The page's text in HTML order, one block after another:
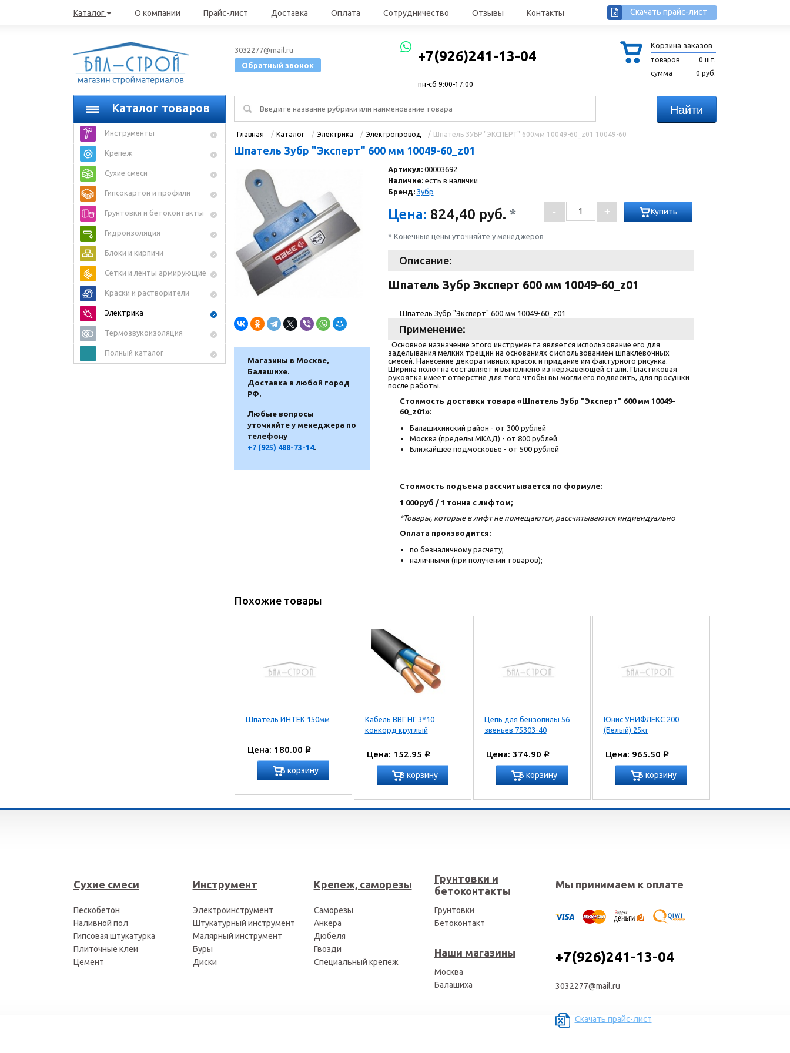
Каталог О компании Прайс-лист Доставка Оплата Сотрудничество Отзывы Контакты Скачать прайс-лист
+7(926)241-13-04
пн-сб 9:00-17:00
3032277@mail.ru
Обратный звонок
Корзина заказов
товаров
0 шт.
сумма
0 руб.
Каталог товаров
Инструменты
Крепеж
Сухие смеси
Гипсокартон и профили
Грунтовки и бетоконтакты
Гидроизоляция
Блоки и кирпичи
Сетки и ленты армирующие
Краски и растворители
Электрика
Термозвукоизоляция
Полный каталог
Главная / Каталог / Электрика / Электропровод / Шпатель ЗУБР "ЭКСПЕРТ" 600мм 10049-60_z01 10049-60
Шпатель Зубр "Эксперт" 600 мм 10049-60_z01
Магазины в Москве,
Балашихе.
Доставка в любой город
РФ.
Любые вопросы
уточняйте у менеджера по
телефону
+7 (925) 488-73-14.
Артикул:00003692
Наличие:есть в наличии
Бренд: Зубр
Цена: 824,40 руб. *
* Конечные цены уточняйте у менеджеров
Купить
Описание:
Шпатель Зубр Эксперт 600 мм 10049-60_z01
Шпатель Зубр "Эксперт" 600 мм 10049-60_z01
Применение:
Основное назначение этого инструмента является использование его для
заделывания мелких трещин на основаниях с использованием шпаклевочных
смесей. Нанесение декоративных красок и придание им фактурного рисунка.
Ширина полотна составляет и выполнено из нержавеющей стали. Пластиковая
рукоятка имеет отверстие для того чтобы вы могли его подвесить, для просушки
после работы.
Стоимость доставки товара «Шпатель Зубр "Эксперт" 600 мм 10049-
60_z01»:
Балашихинский район - от 300 рублей
Москва (пределы МКАД) - от 800 рублей
Ближайшее подмосковье - от 500 рублей
Стоимость подъема рассчитывается по формуле:
1 000 руб / 1 тонна с лифтом;
*Товары, которые в лифт не помещаются, рассчитываются индивидуально
Оплата производится:
по безналичному расчету;
наличными (при получении товаров);
Похожие товары
Шпатель ИНТЕК 150мм
Цена: 180.00 Р
В корзину
Кабель ВВГ НГ 3*10
конкорд круглый
Цена: 152.95 Р
В корзину
Цепь для бензопилы 56
звеньев 75303-40
Цена: 374.90 Р
В корзину
Юнис УНИФЛЕКС 200
(Белый) 25кг
Цена: 965.50 Р
В корзину
Сухие смеси Инструмент Крепеж, саморезы
Грунтовки и
бетоконтакты
Мы принимаем к оплате
Пескобетон
Наливной пол
Гипсовая штукатурка
Плиточные клеи
Цемент
Электроинструмент
Штукатурный инструмент
Малярный инструмент
Буры
Диски
Саморезы
Анкера
Дюбеля
Гвозди
Специальный крепеж
Грунтовки
Бетоконтакт
Наши магазины
Москва
Балашиха
+7(926)241-13-04
3032277@mail.ru
Скачать прайс-лист